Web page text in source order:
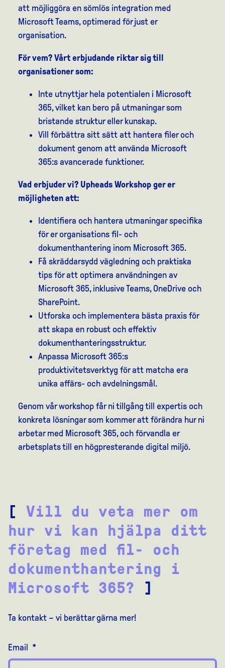
att möjliggöra en sömlös integration med
Microsoft Teams, optimerad för just er
organisation.
För vem? Vårt erbjudande riktar sig till
organisationer som:
Inte utnyttjar hela potentialen i Microsoft
365, vilket kan bero på utmaningar som
bristande struktur eller kunskap.
Vill förbättra sitt sätt att hantera filer och
dokument genom att använda Microsoft
365:s avancerade funktioner.
Vad erbjuder vi? Upheads Workshop ger er
möjligheten att:
Identifiera och hantera utmaningar specifika
för er organisations fil- och
dokumenthantering inom Microsoft 365.
Få skräddarsydd vägledning och praktiska
tips för att optimera användningen av
Microsoft 365, inklusive Teams, OneDrive och
SharePoint.
Utforska och implementera bästa praxis för
att skapa en robust och effektiv
dokumenthanteringsstruktur.
Anpassa Microsoft 365:s
produktivitetsverktyg för att matcha era
unika affärs- och avdelningsmål.
Genom vår workshop får ni tillgång till expertis och
konkreta lösningar som kommer att förändra hur ni
arbetar med Microsoft 365, och förvandla er
arbetsplats till en högpresterande digital miljö.
[ Vill du veta mer om
hur vi kan hjälpa ditt
företag med fil- och
dokumenthantering i
Microsoft 365? ]
Ta kontakt – vi berättar gärna mer!
Email *